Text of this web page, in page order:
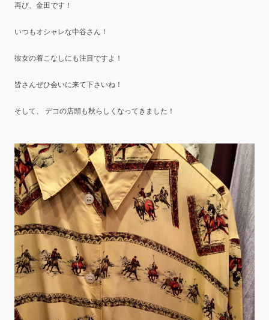
再び、金田です！
いつもオシャレな中谷さん！
彼女の着こなしにも注目ですよ！
皆さんぜひ会いに来て下さいね！
そして、 デコの店頭も秋らしくなってきました！